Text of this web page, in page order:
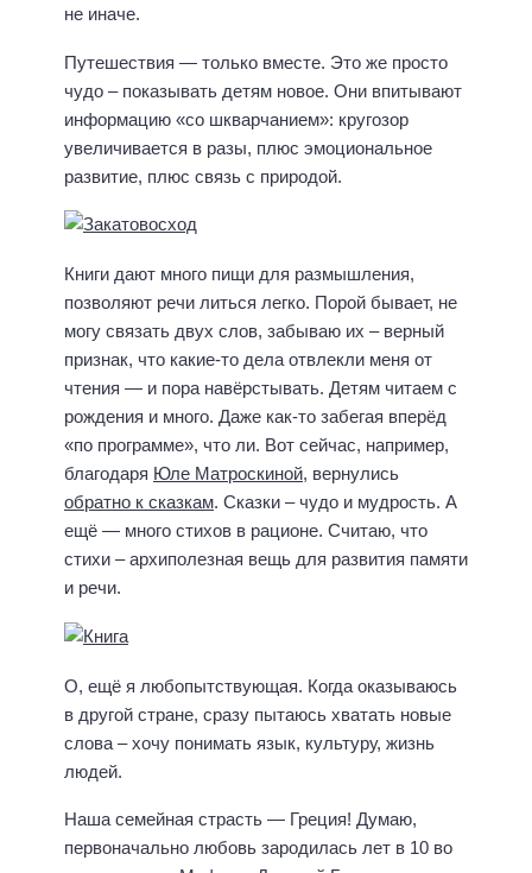
не иначе.
Путешествия — только вместе. Это же просто
чудо – показывать детям новое. Они впитывают
информацию «со шкварчанием»: кругозор
увеличивается в разы, плюс эмоциональное
развитие, плюс связь с природой.
Книги дают много пищи для размышления,
позволяют речи литься легко. Порой бывает, не
могу связать двух слов, забываю их – верный
признак, что какие-то дела отвлекли меня от
чтения — и пора навёрстывать. Детям читаем с
рождения и много. Даже как-то забегая вперёд
«по программе», что ли. Вот сейчас, например,
благодаря Юле Матроскиной, вернулись
обратно к сказкам. Сказки – чудо и мудрость. А
ещё — много стихов в рационе. Считаю, что
стихи – архиполезная вещь для развития памяти
и речи.
О, ещё я любопытствующая. Когда оказываюсь
в другой стране, сразу пытаюсь хватать новые
слова – хочу понимать язык, культуру, жизнь
людей.
Наша семейная страсть — Греция! Думаю,
первоначально любовь зародилась лет в 10 во